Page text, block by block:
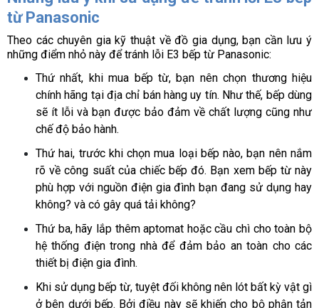
từ Panasonic
Theo các chuyên gia kỹ thuật về đồ gia dụng, bạn cần lưu ý
những điểm nhỏ này để tránh lỗi E3 bếp từ Panasonic:
Thứ nhất, khi mua bếp từ, bạn nên chọn thương hiệu
chính hãng tại địa chỉ bán hàng uy tín. Như thế, bếp dùng
sẽ ít lỗi và bạn được bảo đảm về chất lượng cũng như
chế độ bảo hành.
Thứ hai, trước khi chọn mua loại bếp nào, bạn nên nắm
rõ về công suất của chiếc bếp đó. Bạn xem bếp từ này
phù hợp với nguồn điện gia đình bạn đang sử dụng hay
không? và có gây quá tải không?
Thứ ba, hãy lắp thêm aptomat hoặc cầu chì cho toàn bộ
hệ thống điện trong nhà để đảm bảo an toàn cho các
thiết bị điện gia đình.
Khi sử dụng bếp từ, tuyệt đối không nên lót bất kỳ vật gì
ở bên dưới bếp. Bởi điều này sẽ khiến cho bộ phận tản